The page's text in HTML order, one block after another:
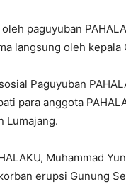
paguyuban
langsung oleh kepala
Paguyuban
para anggota
Lumajang.
Muhammad
erupsi Gunung